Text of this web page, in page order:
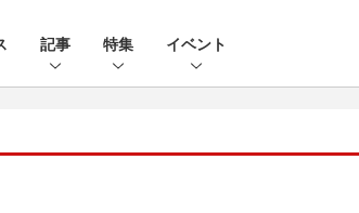
記事 特集 イベント